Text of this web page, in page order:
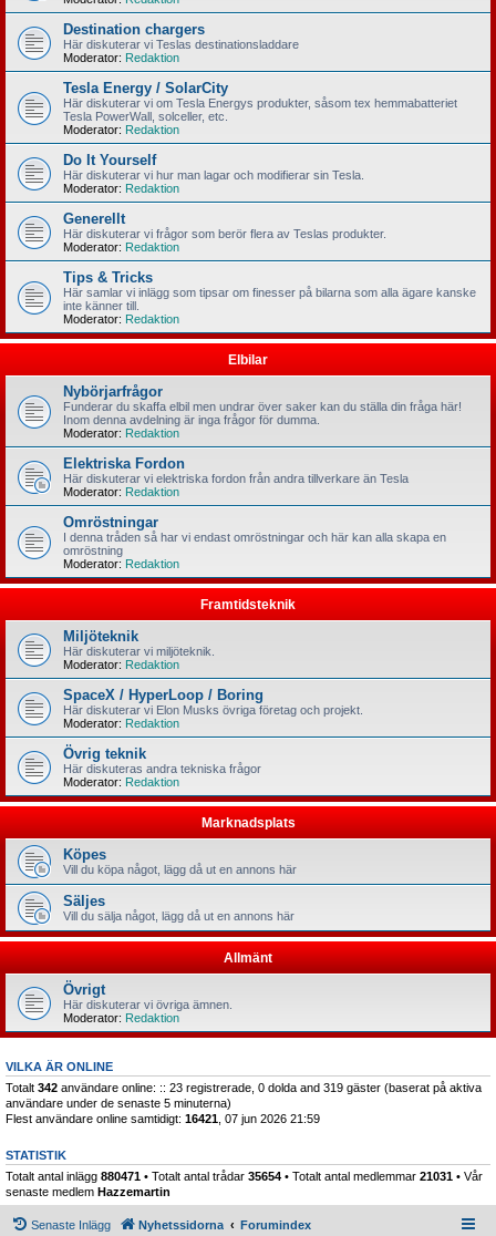
Destination chargers
Här diskuterar vi Teslas destinationsladdare
Moderator: Redaktion
Tesla Energy / SolarCity
Här diskuterar vi om Tesla Energys produkter, såsom tex hemmabatteriet
Tesla PowerWall, solceller, etc.
Moderator: Redaktion
Do It Yourself
Här diskuterar vi hur man lagar och modifierar sin Tesla.
Moderator: Redaktion
Generellt
Här diskuterar vi frågor som berör flera av Teslas produkter.
Moderator: Redaktion
Tips & Tricks
Här samlar vi inlägg som tipsar om finesser på bilarna som alla ägare kanske
inte känner till.
Moderator: Redaktion
Elbilar
Nybörjarfrågor
Funderar du skaffa elbil men undrar över saker kan du ställa din fråga här!
Inom denna avdelning är inga frågor för dumma.
Moderator: Redaktion
Elektriska Fordon
Här diskuterar vi elektriska fordon från andra tillverkare än Tesla
Moderator: Redaktion
Omröstningar
I denna tråden så har vi endast omröstningar och här kan alla skapa en
omröstning
Moderator: Redaktion
Framtidsteknik
Miljöteknik
Här diskuterar vi miljöteknik.
Moderator: Redaktion
SpaceX / HyperLoop / Boring
Här diskuterar vi Elon Musks övriga företag och projekt.
Moderator: Redaktion
Övrig teknik
Här diskuteras andra tekniska frågor
Moderator: Redaktion
Marknadsplats
Köpes
Vill du köpa något, lägg då ut en annons här
Säljes
Vill du sälja något, lägg då ut en annons här
Allmänt
Övrigt
Här diskuterar vi övriga ämnen.
Moderator: Redaktion
VILKA ÄR ONLINE
Totalt 342 användare online: :: 23 registrerade, 0 dolda and 319 gäster (baserat på aktiva
användare under de senaste 5 minuterna)
Flest användare online samtidigt: 16421 , 07 jun 2026 21:59
STATISTIK
Totalt antal inlägg 880471 • Totalt antal trådar 35654 • Totalt antal medlemmar 21031 • Vår
senaste medlem Hazzemartin
Senaste Inlägg Nyhetssidorna Forumindex